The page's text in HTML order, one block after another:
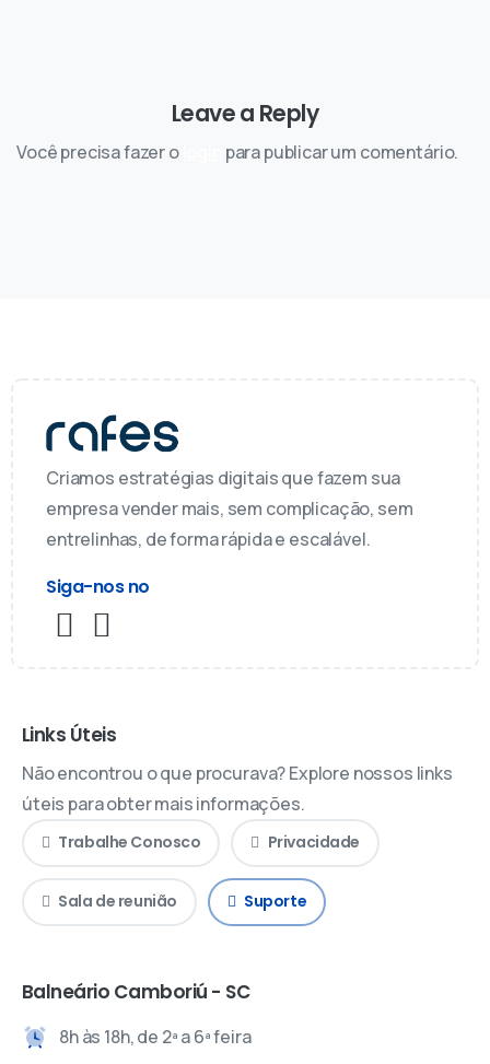
Leave a Reply
Você precisa fazer o para publicar um comentário.
Criamos estratégias digitais que fazem sua
empresa vender mais, sem complicação, sem
entrelinhas, de forma rápida e escalável.
Siga-nos no
Links Úteis
Não encontrou o que procurava? Explore nossos links
úteis para obter mais informações.
Trabalhe Conosco Privacidade
Sala de reunião Suporte
Balneário Camboriú - SC
8h às 18h, de 2ª a 6ª feira